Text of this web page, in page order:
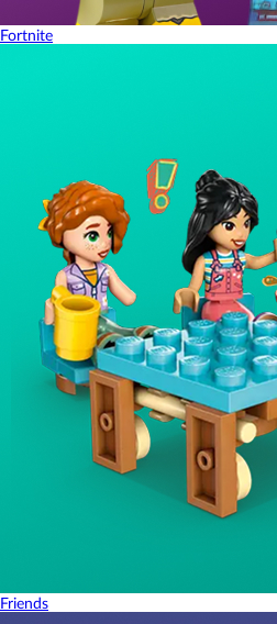
Fortnite
Friends